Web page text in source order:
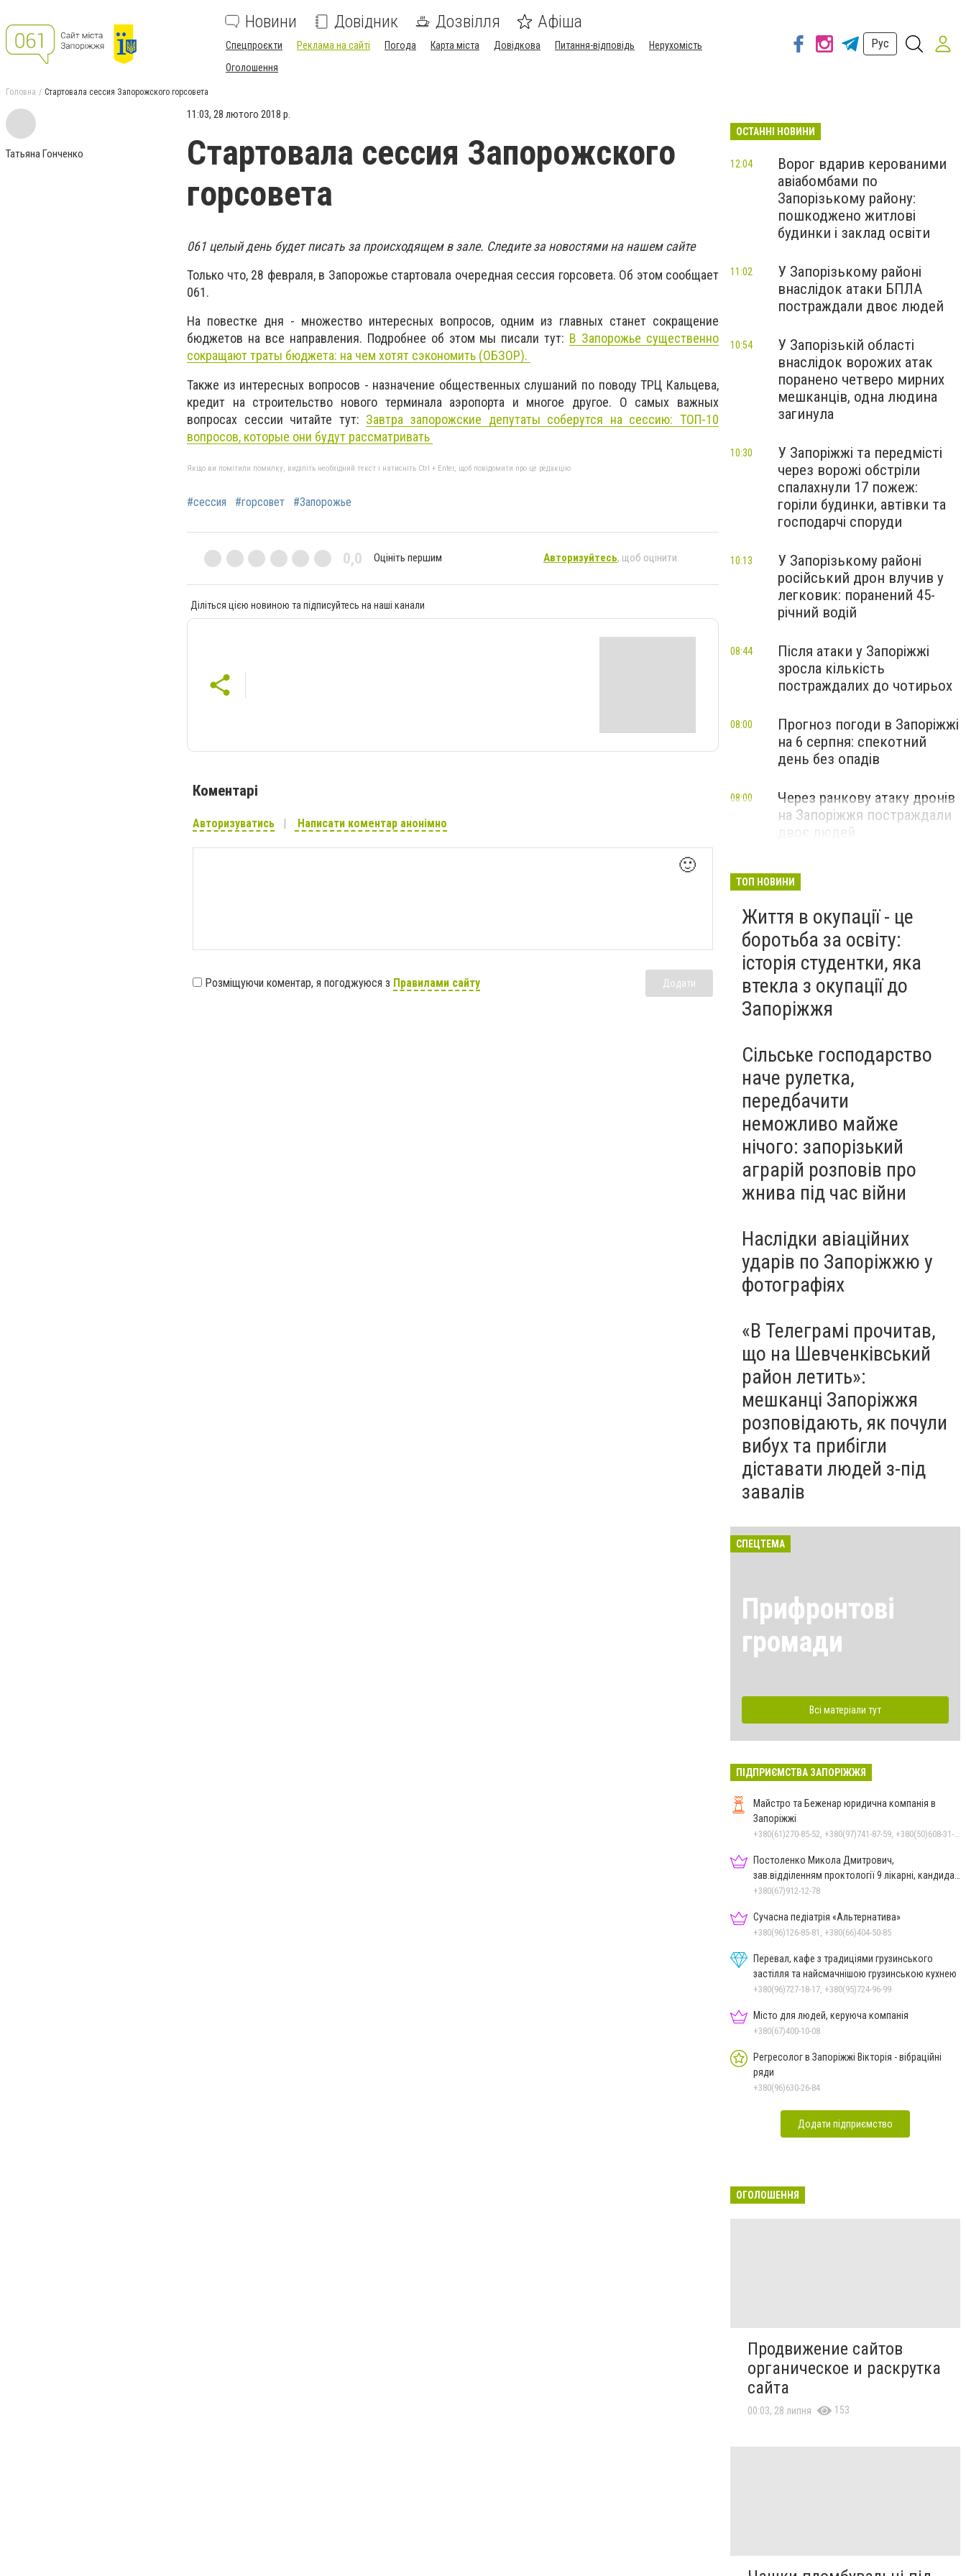
Новини Довідник Дозвілля Афіша
Спецпроєкти Реклама на сайті Погода Карта міста Довідкова Питання-відповідь
Нерухомість
Оголошення
Рус
Головна Стартовала сессия Запорожского горсовета
Татьяна Гонченко
11:03, 28 лютого 2018 р.
Стартовала сессия Запорожского
горсовета
061 целый день будет писать за происходящем в зале. Следите за новостями на нашем сайте
Только что, 28 февраля, в Запорожье стартовала очередная сессия горсовета. Об этом сообщает
061.
На повестке дня - множество интересных вопросов, одним из главных станет сокращение
бюджетов на все направления. Подробнее об этом мы писали тут: В Запорожье существенно
сокращают траты бюджета: на чем хотят сэкономить (ОБЗОР).
Также из интересных вопросов - назначение общественных слушаний по поводу ТРЦ Кальцева,
кредит на строительство нового терминала аэропорта и многое другое. О самых важных
вопросах сессии читайте тут: Завтра запорожские депутаты соберутся на сессию: ТОП-10
вопросов, которые они будут рассматривать
Якщо ви помітили помилку, виділіть необхідний текст і натисніть Ctrl + Enter, щоб повідомити про це редакцію
#сессия #горсовет #Запорожье
0,0 Оцініть першим Авторизуйтесь, щоб оцінити
Діліться цією новиною та підписуйтесь на наші канали
Коментарі
Авторизуватись Написати коментар анонімно
🙂
Розміщуючи коментар, я погоджуюся з Правилами сайту Додати
ОСТАННІ НОВИНИ
Ворог вдарив керованими
авіабомбами по
Запорізькому району:
пошкоджено житлові
будинки і заклад освіти
12:04
У Запорізькому районі
внаслідок атаки БПЛА
постраждали двоє людей
11:02
У Запорізькій області
внаслідок ворожих атак
поранено четверо мирних
мешканців, одна людина
загинула
10:54
У Запоріжжі та передмісті
через ворожі обстріли
спалахнули 17 пожеж:
горіли будинки, автівки та
господарчі споруди
10:30
У Запорізькому районі
російський дрон влучив у
легковик: поранений 45-
річний водій
10:13
Після атаки у Запоріжжі
зросла кількість
постраждалих до чотирьох
08:44
Прогноз погоди в Запоріжжі
на 6 серпня: спекотний
день без опадів
08:00
Через ранкову атаку дронів
на Запоріжжя постраждали
двоє людей
08:00
ТОП НОВИНИ
Життя в окупації - це
боротьба за освіту:
історія студентки, яка
втекла з окупації до
Запоріжжя
Сільське господарство
наче рулетка,
передбачити
неможливо майже
нічого: запорізький
аграрій розповів про
жнива під час війни
Наслідки авіаційних
ударів по Запоріжжю у
фотографіях
«В Телеграмі прочитав,
що на Шевченківський
район летить»:
мешканці Запоріжжя
розповідають, як почули
вибух та прибігли
діставати людей з-під
завалів
СПЕЦТЕМА
Прифронтові
громади
Всі матеріали тут
ПІДПРИЄМСТВА ЗАПОРІЖЖЯ
Майстро та Беженар юридична компанія в
Запоріжжі
Постоленко Микола Дмитрович,
зав.відділенням проктології 9 лікарні, кандидат
медичних наук, доцент
+380(67)912-12-78
Сучасна педіатрія «Альтернатива»
+380(96)126-85-81, +380(66)404-50-85
Перевал, кафе з традиціями грузинського
застілля та найсмачнішою грузинською кухнею
+380(96)727-18-17, +380(95)724-96-99
Місто для людей, керуюча компанія
+380(67)400-10-08
Регресолог в Запоріжжі Вікторія - вібраційні
ряди
+380(96)630-26-84
Додати підприємство
ОГОЛОШЕННЯ
Продвижение сайтов
органическое и раскрутка
сайта
00:03, 28 липня 153